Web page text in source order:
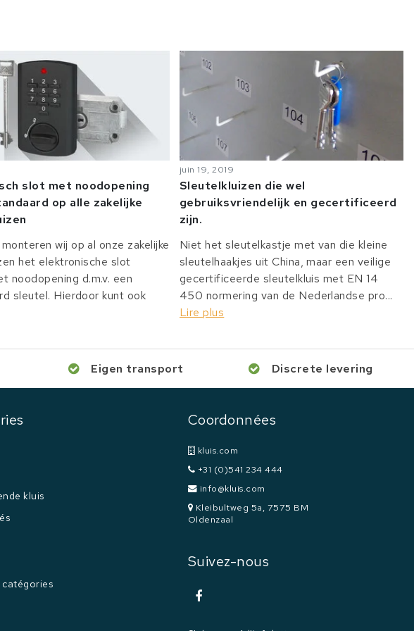
slot met noodopening
op alle zakelijke
wij op al onze zakelijke
het elektronische slot
noodopening d.m.v. een
sleutel. Hierdoor kunt ook
juin 19, 2019
Sleutelkluizen die wel
gebruiksvriendelijk en gecertificeerd
zijn.
Niet het sleutelkastje met van die kleine
sleutelhaakjes uit China, maar een veilige
gecertificeerde sleutelkluis met EN 14
450 normering van de Nederlandse pro...
Lire plus
Eigen transport Discrete levering
kluis
catégories
Coordonnées
kluis.com
+31 (0)541 234 444
info@kluis.com
Kleibultweg 5a, 7575 BM
Oldenzaal
Suivez-nous